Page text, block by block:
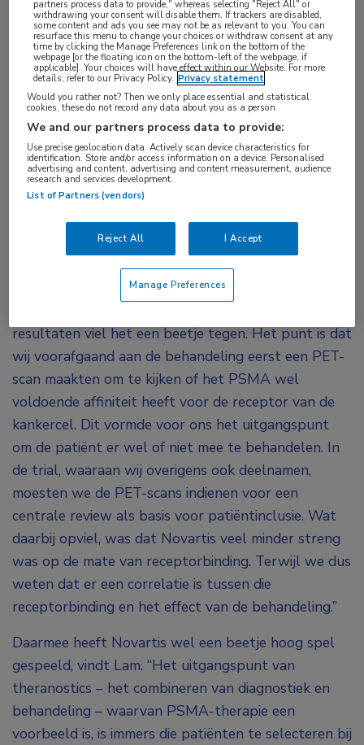
resultaten zien bij volledig uitbehandelde patiënten.
“Dus ging ik naar de raad van bestuur van het
ziekenhuis om funding te krijgen voor bredere
toepassing bij deze patiëntengroep. En die kwam er
ook.”
Hoog spel
Het geneesmiddel kwam in handen van Novartis, dat
in de fase III-trial VISION
behandeling met Lutetium-177-PSMA aantoonde
van 4 maanden. “Toch niet zo spectaculair dus”, zegt
Lam, “Best vergelijkbaar met het effect van andere
geneesmiddelen waarmee we deze patiënten al
resultaten viel het een beetje tegen. Het punt is dat
wij voorafgaand aan de behandeling eerst een PET-
scan maakten om te kijken of het PSMA wel
voldoende affiniteit heeft voor de receptor van de
kankercel. Dit vormde voor ons het uitgangspunt
om de patiënt er wel of niet mee te behandelen. In
de trial, waaraan wij overigens ook deelnamen,
moesten we de PET-scans indienen voor een
centrale review als basis voor patiëntinclusie. Wat
daarbij opviel, was dat Novartis veel minder streng
was op de mate van receptorbinding. Terwijl we dus
weten dat er een correlatie is tussen die
receptorbinding en het effect van de behandeling.”
Daarmee heeft Novartis wel een beetje hoog spel
gespeeld, vindt Lam. “Het uitgangspunt van
theranostics – het combineren van diagnostiek en
behandeling – waarvan PSMA-therapie een
voorbeeld is, is immers die patiënten te selecteren bij
partners process data to provide," whereas selecting "Reject All" or
withdrawing your consent will disable them. If trackers are disabled,
some content and ads you see may not be as relevant to you. You can
resurface this menu to change your choices or withdraw consent at any
time by clicking the Manage Preferences link on the bottom of the
webpage [or the floating icon on the bottom-left of the webpage, if
applicable]. Your choices will have effect within our Website. For more
details, refer to our Privacy Policy. Privacy statement
Would you rather not? Then we only place essential and statistical
cookies, these do not record any data about you as a person
We and our partners process data to provide:
Use precise geolocation data. Actively scan device characteristics for
identification. Store and/or access information on a device. Personalised
advertising and content, advertising and content measurement, audience
research and services development.
List of Partners (vendors)
Reject All I Accept
Manage Preferences